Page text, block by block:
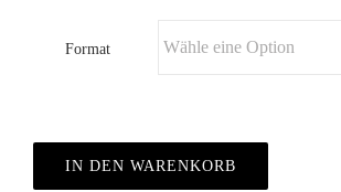
Format
IN DEN WARENKORB